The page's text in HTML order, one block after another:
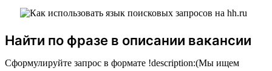
Найти по фразе в описании вакансии
Сформулируйте запрос в формате !description:(Мы ищем